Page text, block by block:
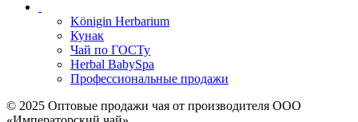
Königin Herbarium
Кунак
Чай по ГОСТу
Herbal BabySpa
Профессиональные продажи
© 2025 Оптовые продажи чая от производителя OOO